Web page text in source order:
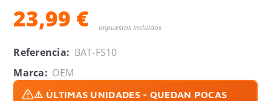
23,99 € Impuestos incluidos
Referencia: BAT-FS10
Marca: OEM
⚠️ ÚLTIMAS UNIDADES - QUEDAN POCAS